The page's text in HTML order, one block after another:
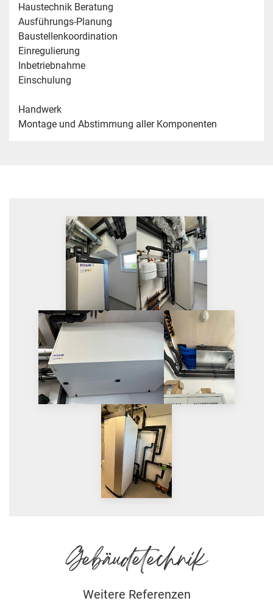
Haustechnik Beratung
Ausführungs-Planung
Baustellenkoordination
Einregulierung
Inbetriebnahme
Einschulung
Handwerk
Montage und Abstimmung aller Komponenten
Gebäudetechnik
Weitere Referenzen